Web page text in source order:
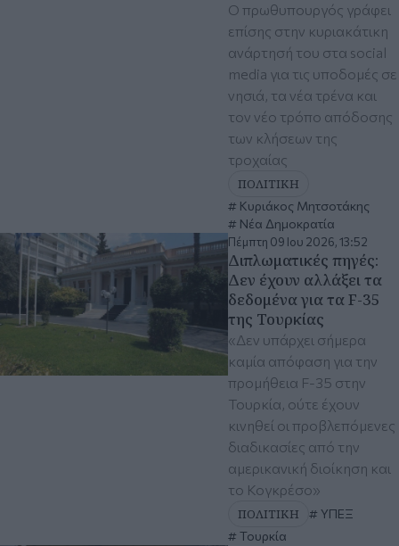
Ο πρωθυπουργός γράφει
επίσης στην κυριακάτικη
ανάρτησή του στα social
media για τις υποδομές σε
νησιά, τα νέα τρένα και
τον νέο τρόπο απόδοσης
των κλήσεων της
τροχαίας
ΠΟΛΙΤΙΚΗ
Κυριάκος Μητσοτάκης
Νέα Δημοκρατία
Πέμπτη 09 Ιου 2026, 13:52
Διπλωματικές πηγές:
Δεν έχουν αλλάξει τα
δεδομένα για τα F-35
της Τουρκίας
«Δεν υπάρχει σήμερα
καμία απόφαση για την
προμήθεια F-35 στην
Τουρκία, ούτε έχουν
κινηθεί οι προβλεπόμενες
διαδικασίες από την
αμερικανική διοίκηση και
το Κογκρέσο»
ΠΟΛΙΤΙΚΗ
ΥΠΕΞ
Τουρκία